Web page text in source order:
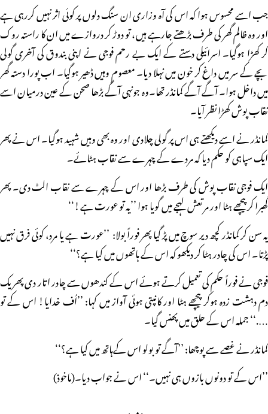
جب اسے محسوس ہوا کہ اس کی آہ وزاری ان سنگ دلوں پر کوئی اثر نہیں کررہی ہے
اور وہ ظالم گھر کی طرف بڑھتے جارہے ہیں، تو دوڑ کر دروازے میں ان کا راستہ روک
کر کھڑا ہوگیا۔ اسرائیلی دستے کے ایک بے رحم فوجی نے اپنی بندوق کی آخری گولی
بچے کے سر میں داغ کر خون میں نہلا دیا۔ معصوم وہیں ڈھیر ہوگیا۔ اب پورا دستہ گھر
میں داخل ہوا۔ آگے آگے کمانڈر تھا۔وہ جونہی آگے بڑھا صحن کے عین درمیان اسے
نقاب پوش کھڑا نظر آیا۔
کمانڈر نے اسے دیکھتے ہی اس پر گولی چلادی اور وہ بھی وہیں شہید ہوگیا۔ اس نے پھر
ایک سپاہی کو حکم دیا کہ مردے کے چہرے سے نقاب ہٹائے۔
ایک فوجی نقاب پوش کی طرف بڑھا اور اس کے چہرے سے نقاب الٹ دی۔ پھر
گھبرا کر پیچھے ہٹا اور مرتعش لہجے میں گویا ہوا ’’یہ تو عورت ہے!‘‘
یہ سن کر کمانڈر کچھ دیر سوچ میں پڑ گیا پھر فوراً بولا: ’’عورت ہے یا مرد، کوئی فرق نہیں
پڑتا۔ اس کی چادر ہٹا کر دیکھو کہ اس کے ہاتھوں میں کیا ہے؟‘‘
فوجی نے فوراً حکم کی تعمیل کرتے ہوئے اس کے کندھوں سے چادر اتار دی پھر یک
دم دہشت زدہ ہوکر پیچھے ہٹا اور کانپتی ہوئی آواز میں کہا: ’’اُف خدایا! اس کے تو
….‘‘ جملہ اس کے حلق میں پھنس گیا۔
کمانڈر نے غصے سے پوچھا: ’’آگے تو بولو اس کےہاتھ میں کیا ہے؟‘‘
’’اس کے تو دونوں بازوں ہی نہیں۔‘‘ اس نے جواب دیا۔(ماخوذ)